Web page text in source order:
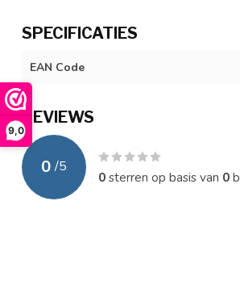
9,0
SPECIFICATIES
EAN Code
REVIEWS
0 /5
0sterren op basis van 0